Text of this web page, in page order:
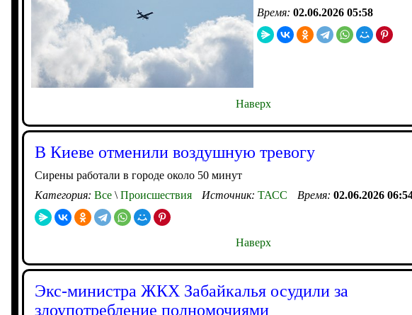
Время: 02.06.2026 05:58
Наверх
В Киеве отменили воздушную тревогу
Сирены работали в городе около 50 минут
Категория: Все \ Происшествия Источник: ТАСС Время: 02.06.2026
Наверх
Экс-министра ЖКХ Забайкалья осудили за
злоупотребление полномочиями